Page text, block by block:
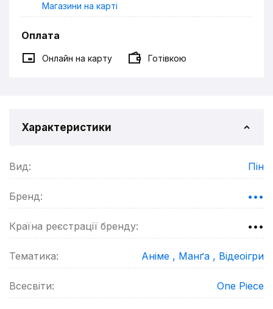
Магазини на карті
Оплата
Онлайн на карту Готівкою
Характеристики
Вид: Пін
Бренд: •••
Країна реєстрації бренду: •••
Тематика: Аніме , Манґа , Відеоігри
Всесвіти: One Piece